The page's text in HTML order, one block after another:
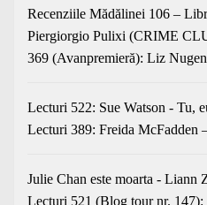
Recenziile Mădălinei 106 –
Piergiorgio Pulixi (CRIME
369 (Avanpremieră): Liz
Lecturi 522: Sue Watson - Tu,
Lecturi 389: Freida McFadden
Julie Chan este moarta - Liann
Lecturi 521 (Blog tour nr.